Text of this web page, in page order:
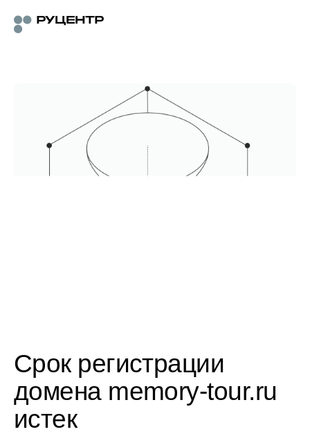
Срок регистрации
домена memory-tour.ru
истек